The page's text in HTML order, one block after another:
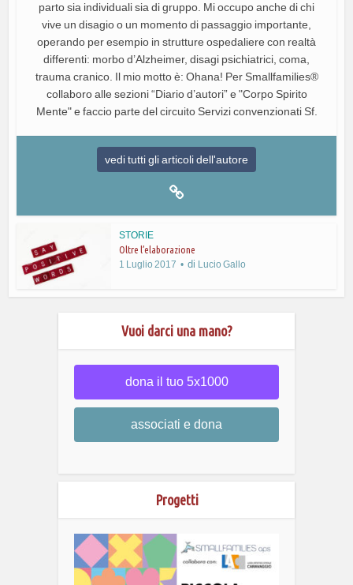
parto sia individuali sia di gruppo. Mi occupo anche di chi
vive un disagio o un momento di passaggio importante,
operando per esempio in strutture ospedaliere con realtà
differenti: morbo d’Alzheimer, disagi psichiatrici, coma,
trauma cranico. Il mio motto è: Ohana! Per Smallfamilies®
collaboro alle sezioni “Diario d’autori” e "Corpo Spirito
Mente" e faccio parte del circuito Servizi convenzionati Sf.
vedi tutti gli articoli dell'autore
STORIE
Oltre l’elaborazione
1 Luglio 2017
di Lucio Gallo
Vuoi darci una mano?
dona il tuo 5x1000
associati e dona
Progetti